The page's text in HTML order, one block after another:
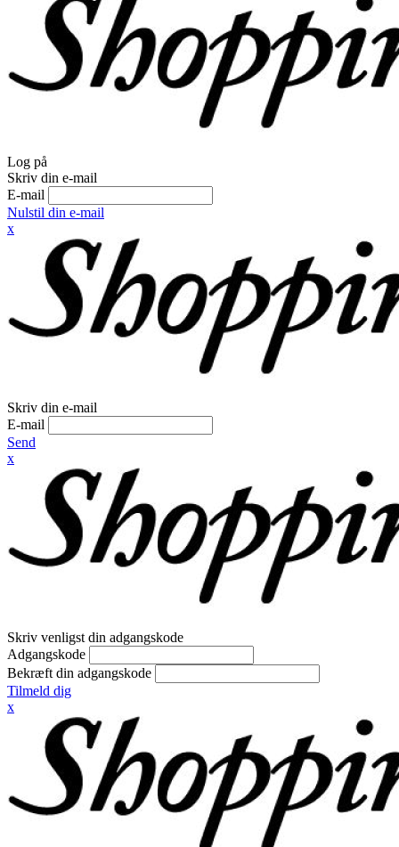
Log på
Skriv din e-mail
E-mail
Nulstil din e-mail
x
Skriv din e-mail
E-mail
Send
x
Skriv venligst din adgangskode
Adgangskode
Bekræft din adgangskode
Tilmeld dig
x